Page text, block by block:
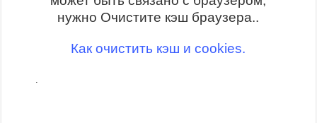
нужно Очистите кэш браузера..
Как очистить кэш и cookies.
.